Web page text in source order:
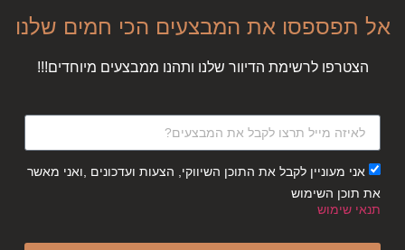
אל תפספסו את המבצעים הכי חמים שלנו
הצטרפו לרשימת הדיוור שלנו ותהנו ממבצעים מיוחדים!!!
אני מעוניין לקבל את התוכן השיווקי, הצעות ועדכונים ,ואני מאשר
את תוכן השימוש
תנאי שימוש